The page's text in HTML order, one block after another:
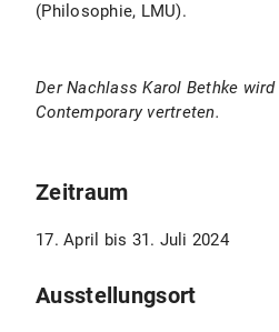
(Philosophie, LMU).
Der Nachlass Karol Bethke
Contemporary vertreten.
Zeitraum
17. April bis 31. Juli 2024
Ausstellungsort